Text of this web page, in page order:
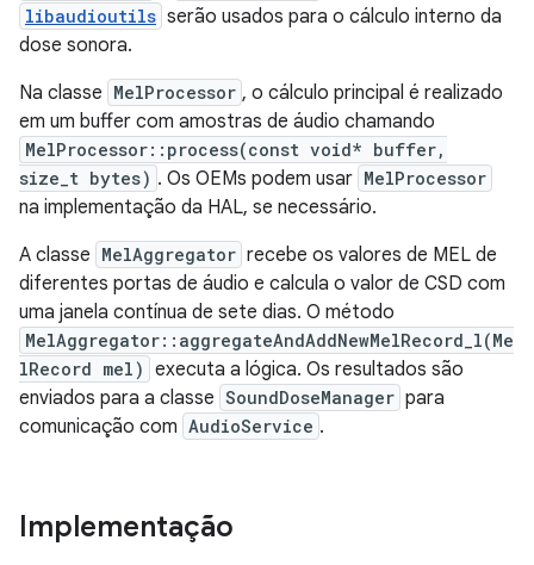
libaudioutils serão usados para o cálculo interno da
dose sonora.
Na classe MelProcessor , o cálculo principal é realizado
em um buffer com amostras de áudio chamando
MelProcessor::process(const void* buffer,
size_t bytes) . Os OEMs podem usar MelProcessor
na implementação da HAL, se necessário.
A classe MelAggregator recebe os valores de MEL de
diferentes portas de áudio e calcula o valor de CSD com
uma janela contínua de sete dias. O método
MelAggregator::aggregateAndAddNewMelRecord_l(Me
lRecord mel) executa a lógica. Os resultados são
enviados para a classe SoundDoseManager para
comunicação com AudioService .
Implementação